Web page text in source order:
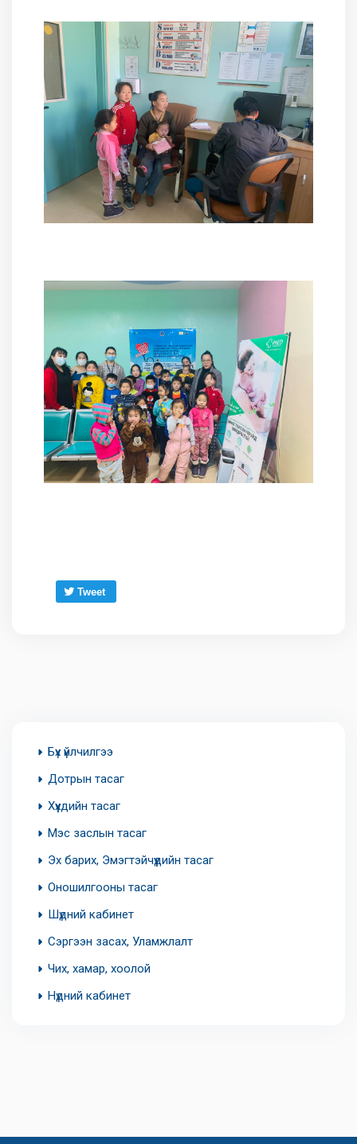
Tweet
Бүх үйлчилгээ
Дотрын тасаг
Хүүхдийн тасаг
Мэс заслын тасаг
Эх барих, Эмэгтэйчүүдийн тасаг
Оношилгооны тасаг
Шүдний кабинет
Сэргээн засах, Уламжлалт
Чих, хамар, хоолой
Нүдний кабинет